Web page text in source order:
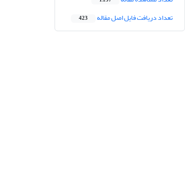
تعداد دریافت فایل اصل مقاله 423